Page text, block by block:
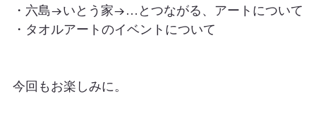
・六島→いとう家→…とつながる、アートについて
・タオルアートのイベントについて
今回もお楽しみに。